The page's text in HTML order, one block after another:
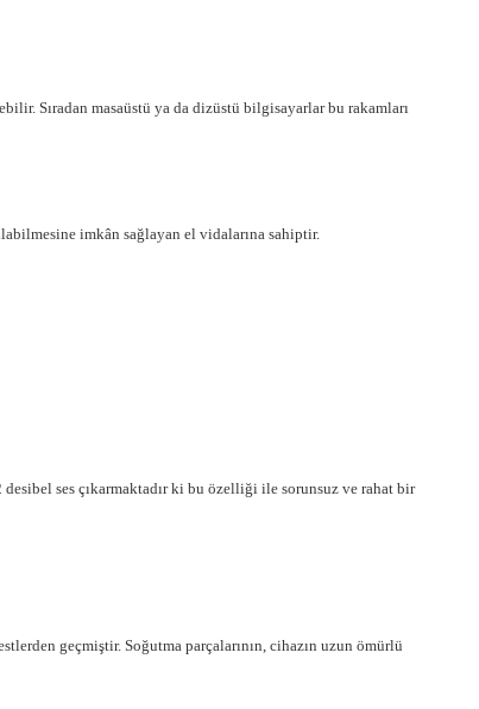
Sıradan masaüstü ya da dizüstü bilgisayarlar bu rakamları
imkân sağlayan el vidalarına sahiptir.
desibel ses çıkarmaktadır ki bu özelliği ile sorunsuz ve rahat bir
geçmiştir. Soğutma parçalarının, cihazın uzun ömürlü